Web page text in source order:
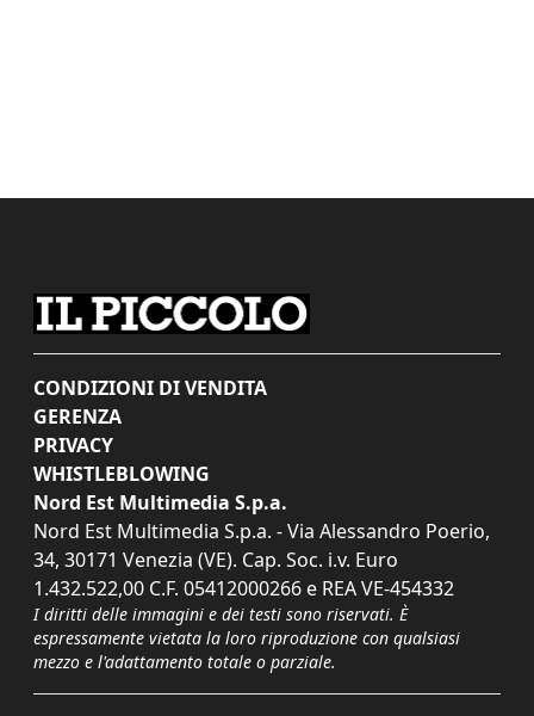
CONDIZIONI DI VENDITA
GERENZA
PRIVACY
WHISTLEBLOWING
Nord Est Multimedia S.p.a.
Nord Est Multimedia S.p.a. - Via Alessandro Poerio,
34, 30171 Venezia (VE). Cap. Soc. i.v. Euro
1.432.522,00 C.F. 05412000266 e REA VE-454332
I diritti delle immagini e dei testi sono riservati. È
espressamente vietata la loro riproduzione con qualsiasi
mezzo e l'adattamento totale o parziale.